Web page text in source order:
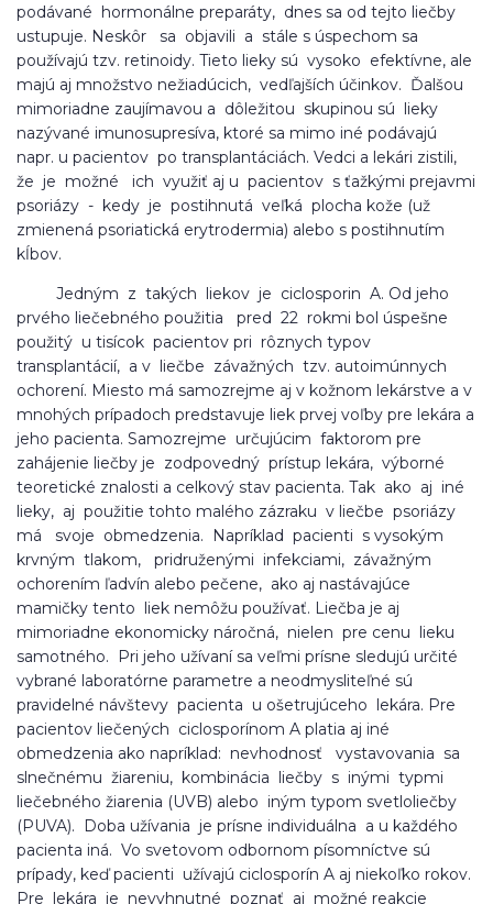
podávané hormonálne preparáty, dnes sa od tejto liečby
ustupuje. Neskôr sa objavili a stále s úspechom sa
používajú tzv. retinoidy. Tieto lieky sú vysoko efektívne, ale
majú aj množstvo nežiadúcich, vedľajších účinkov. Ďalšou
mimoriadne zaujímavou a dôležitou skupinou sú lieky
nazývané imunosupresíva, ktoré sa mimo iné podávajú
napr. u pacientov po transplantáciách. Vedci a lekári zistili,
že je možné ich využiť aj u pacientov s ťažkými prejavmi
psoriázy - kedy je postihnutá veľká plocha kože (už
zmienená psoriatická erytrodermia) alebo s postihnutím
kĺbov.
Jedným z takých liekov je ciclosporin A. Od jeho
prvého liečebného použitia pred 22 rokmi bol úspešne
použitý u tisícok pacientov pri rôznych typov
transplantácií, a v liečbe závažných tzv. autoimúnnych
ochorení. Miesto má samozrejme aj v kožnom lekárstve a v
mnohých prípadoch predstavuje liek prvej voľby pre lekára a
jeho pacienta. Samozrejme určujúcim faktorom pre
zahájenie liečby je zodpovedný prístup lekára, výborné
teoretické znalosti a celkový stav pacienta. Tak ako aj iné
lieky, aj použitie tohto malého zázraku v liečbe psoriázy
má svoje obmedzenia. Napríklad pacienti s vysokým
krvným tlakom, pridruženými infekciami, závažným
ochorením ľadvín alebo pečene, ako aj nastávajúce
mamičky tento liek nemôžu používať. Liečba je aj
mimoriadne ekonomicky náročná, nielen pre cenu lieku
samotného. Pri jeho užívaní sa veľmi prísne sledujú určité
vybrané laboratórne parametre a neodmysliteľné sú
pravidelné návštevy pacienta u ošetrujúceho lekára. Pre
pacientov liečených ciclosporínom A platia aj iné
obmedzenia ako napríklad: nevhodnosť vystavovania sa
slnečnému žiareniu, kombinácia liečby s inými typmi
liečebného žiarenia (UVB) alebo iným typom svetloliečby
(PUVA). Doba užívania je prísne individuálna a u každého
pacienta iná. Vo svetovom odbornom písomníctve sú
prípady, keď pacienti užívajú ciclosporín A aj niekoľko rokov.
Pre lekára je nevyhnutné poznať aj možné reakcie